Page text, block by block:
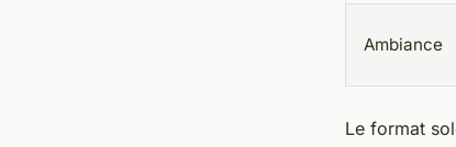
Ambiance
Le format